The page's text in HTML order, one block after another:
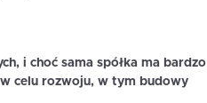
i choć sama spółka ma bardzo
celu rozwoju, w tym budowy